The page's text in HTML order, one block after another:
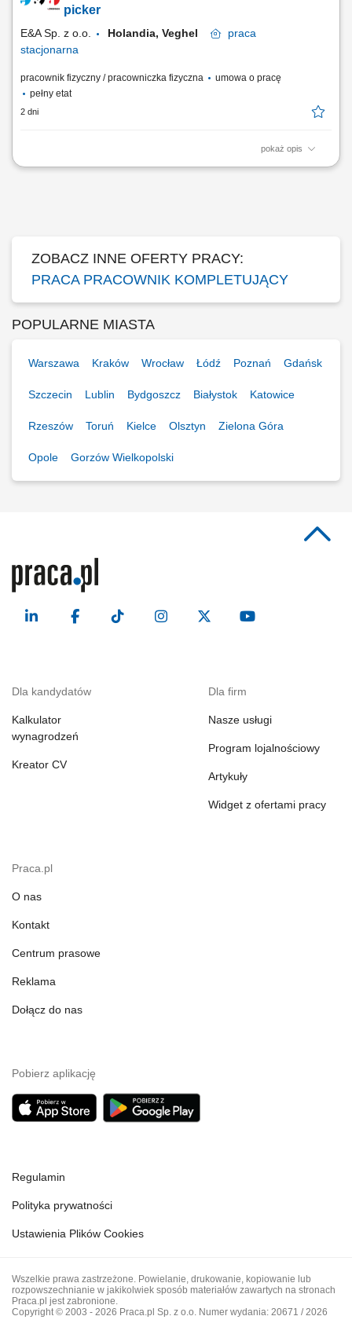
różnych strefach temperatur (w tym chłodnia i mroźnia), wykonywanie
picker
E&A Sp. z o.o. Holandia, Veghel
praca
stacjonarna
pracownik fizyczny / pracowniczka fizyczna
umowa o pracę
pełny etat
2 dni
pokaż opis
Zakres obowiązków: Zbieranie zamówień, Skanowanie produktów –
ZOBACZ INNE OFERTY PRACY:
PRACA PRACOWNIK KOMPLETUJĄCY
POPULARNE MIASTA
Warszawa Kraków Wrocław Łódź Poznań Gdańsk
Szczecin Lublin Bydgoszcz Białystok Katowice
Rzeszów Toruń Kielce Olsztyn Zielona Góra
Opole Gorzów Wielkopolski
Dla kandydatów
Kalkulator
wynagrodzeń
Kreator CV
Dla firm
Nasze usługi
Program lojalnościowy
Artykuły
Widget z ofertami pracy
Praca.pl
O nas
Kontakt
Centrum prasowe
Reklama
Dołącz do nas
Pobierz aplikację
Regulamin
Polityka prywatności
Ustawienia Plików Cookies
Wszelkie prawa zastrzeżone. Powielanie, drukowanie, kopiowanie lub
rozpowszechnianie w jakikolwiek sposób materiałów zawartych na stronach
Praca.pl jest zabronione.
Copyright © 2003 - 2026 Praca.pl Sp. z o.o. Numer wydania: 20671 / 2026